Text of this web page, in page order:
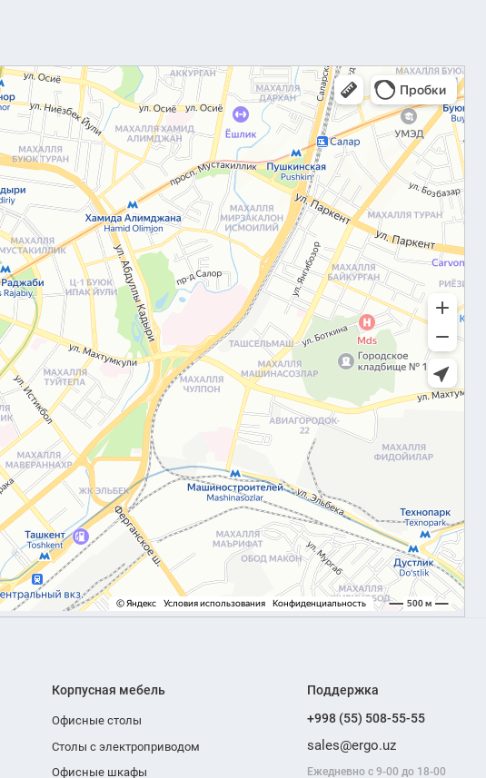
Корпусная мебель
Офисные столы
Столы с электроприводом
Офисные шкафы
Поддержка
+998 (55) 508-55-55
sales@ergo.uz
Ежедневно с 9-00 до 18-00